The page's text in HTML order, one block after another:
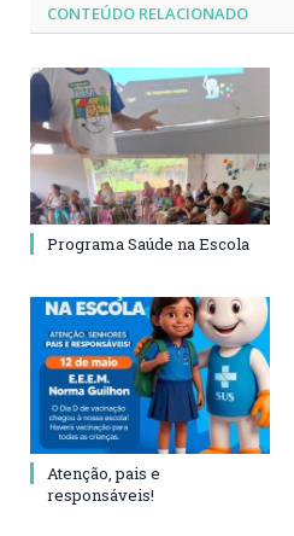
CONTEÚDO RELACIONADO
Programa Saúde na Escola
Atenção, pais e
responsáveis!